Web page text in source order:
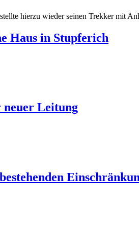
hierzu wieder seinen Trekker mit
Haus in Stupferich
neuer Leitung